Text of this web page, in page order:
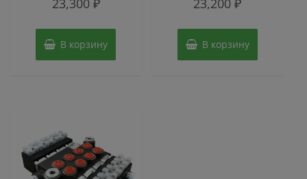
0
23,300 ₽
В корзину
0
23,200₽
В корзину